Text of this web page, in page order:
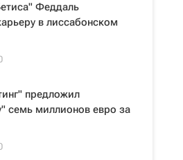
Феддаль
в лиссабонском
предложил
семь миллионов евро за